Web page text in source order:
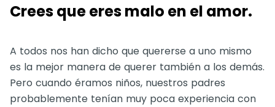
Crees que eres malo en el amor.
A todos nos han dicho que quererse a uno mismo
es la mejor manera de querer también a los demás.
Pero cuando éramos niños, nuestros padres
probablemente tenían muy poca experiencia con